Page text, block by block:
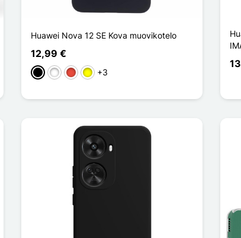
Huawei Nova 12 SE Kova muovikotelo
12,99 €
MustaValkoinen
Punainen
Keltainen
+3